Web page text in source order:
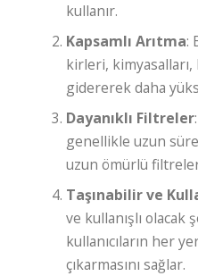
kullanır.
Kapsamlı Arıtma:
kirleri,
gidererek daha
Dayanıklı Filtreler
genellikle uzun
uzun ömürlü
Taşınabilir ve
ve kullanışlı olacak
kullanıcıların her
çıkarmasını sağlar.